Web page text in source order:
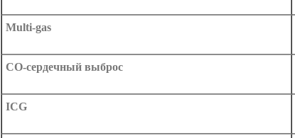
Multi-gas
CO-сердечный выброс
ICG